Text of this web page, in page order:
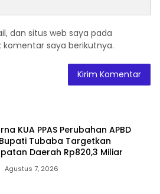
dan situs web saya pada
saya berikutnya.
KUA PPAS Perubahan APBD
Tubaba Targetkan
Daerah Rp820,3 Miliar
Agustus 7, 2026